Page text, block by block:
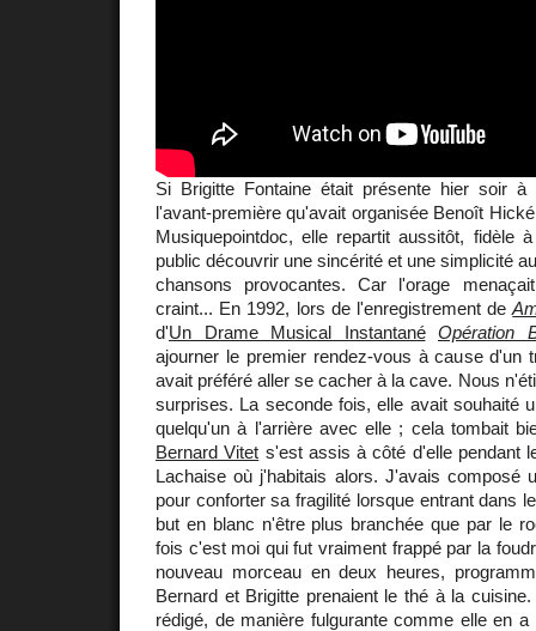
Si Brigitte Fontaine était présente hier soir
l'avant-première qu'avait organisée Benoît
Musiquepointdoc, elle repartit aussitôt, fidèle
public découvrir une sincérité et une simplicité
chansons provocantes. Car l'orage
craint... En 1992, lors de l'enregistrement de
d'Un Drame Musical Instantané
Opération
ajourner le premier rendez-vous à cause d'un
avait préféré aller se cacher à la cave. Nous
surprises. La seconde fois, elle avait souhaité
quelqu'un à l'arrière avec elle ; cela tombait
Bernard Vitet s'est assis à côté d'elle pendant
Lachaise où j'habitais alors. J'avais composé
pour conforter sa fragilité lorsque entrant dans
but en blanc n'être plus branchée que par le
fois c'est moi qui fut vraiment frappé par la
nouveau morceau en deux heures,
Bernard et Brigitte prenaient le thé à la
rédigé, de manière fulgurante comme elle en a